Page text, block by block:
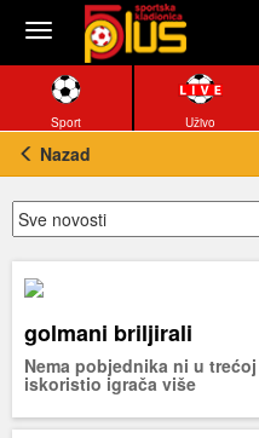
Toggle
navigation
Sport Uživo
Nazad
golmani briljirali
Nema pobjednika ni u
iskoristio igrača više